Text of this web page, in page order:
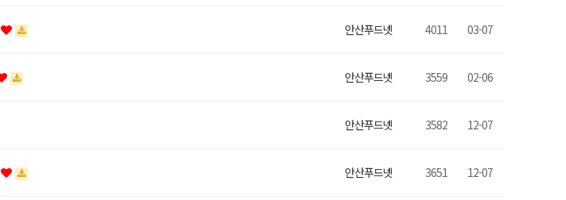
안산푸드넷 4011 03-07
안산푸드넷 3559 02-06
안산푸드넷 3582 12-07
안산푸드넷 3651 12-07